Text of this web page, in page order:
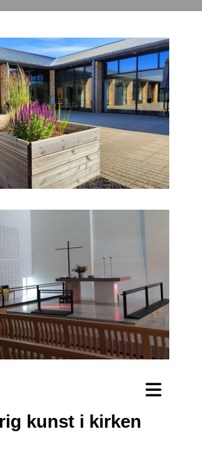
kunst i kirken